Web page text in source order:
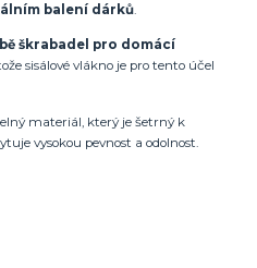
balení dárků.
škrabadel pro domácí
sisálové vlákno je pro tento účel
materiál, který je šetrný k
vysokou pevnost a odolnost.